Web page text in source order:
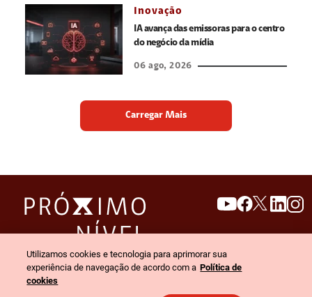
Inovação
IA avança das emissoras para o centro
do negócio da mídia
06 ago, 2026
Carregar Mais
search
Utilizamos cookies e tecnologia para aprimorar sua
experiência de navegação de acordo com a Política de
cookies